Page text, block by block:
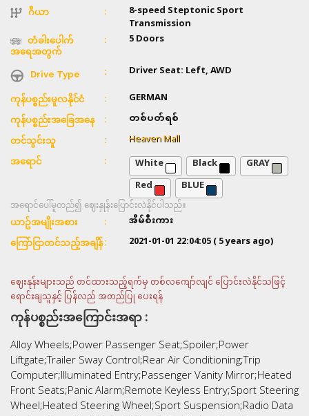
ဂီယာ 8-speed Steptonic Sport
Transmission
တံခါးပေါက်
အရေအတွက်
5 Doors
Drive Type Driver Seat: Left, AWD
ကုန်ပစ္စည်းမူလနိုင်ငံ GERMAN
ကုန်ပစ္စည်းအခြေအနေ တစ်ပတ်ရစ်
တင်သွင်းသူ Heaven Mall
အရောင် White Black
GRAY
Red
BLUE
အရောင်ပေါ်မူတည်၍ ဈေးနှုန်းပြောင်းလဲနိုင်ပါသည်။
ယာဥ်အမျိုးအစား အိမ်စီးကား
ကြော်ငြာတင်သည့်အချိန် 2021-01-01 22:04:05( 5 years ago)
ဈေးနုန်းများသည် တင်ထားသည့်ရက်မှ တစ်လကျော်လျင် ပြောင်းလဲနိုင်သဖြင့်
ရောင်းချသူနှင့် ပြန်လည် အတည်ပြု ပေးရန်
ကုန်ပစ္စည်းအကြောင်းအရာ :
Alloy Wheels;Power Passenger Seat;Spoiler;Power
Liftgate;Trailer Sway Control;Rear Air Conditioning;Trip
Computer;Illuminated Entry;Passenger Vanity Mirror;Heated
Front Seats;Panic Alarm;Remote Keyless Entry;Sport Steering
Wheel;Heated Steering Wheel;Sport Suspension;Radio Data